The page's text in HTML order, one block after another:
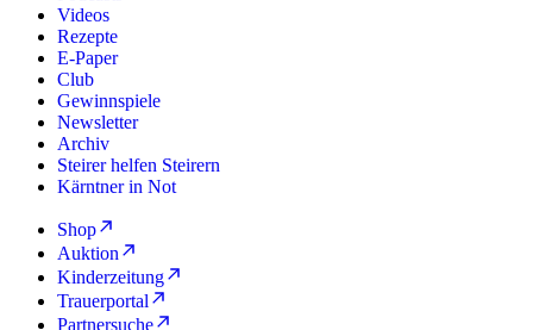
Videos
Rezepte
E-Paper
Club
Gewinnspiele
Newsletter
Archiv
Steirer helfen Steirern
Kärntner in Not
Shop
Auktion
Kinderzeitung
Trauerportal
Partnersuche